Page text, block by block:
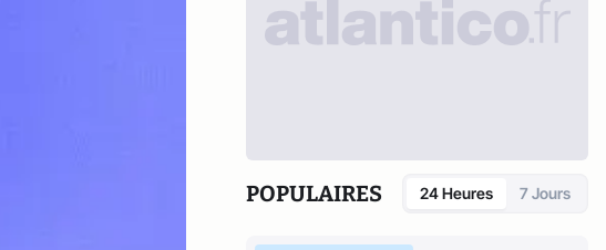
POPULAIRES 24 Heures 7 Jours